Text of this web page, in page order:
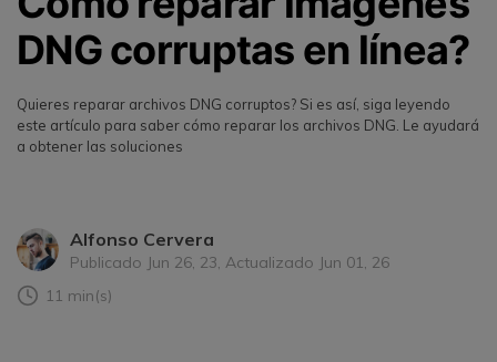
DNG corruptas en línea?
Quieres reparar archivos DNG corruptos? Si es así, siga leyendo
este artículo para saber cómo reparar los archivos DNG. Le ayudará
a obtener las soluciones
Alfonso Cervera
Publicado Jun 26, 23, Actualizado Jun 01, 26
11 min(s)